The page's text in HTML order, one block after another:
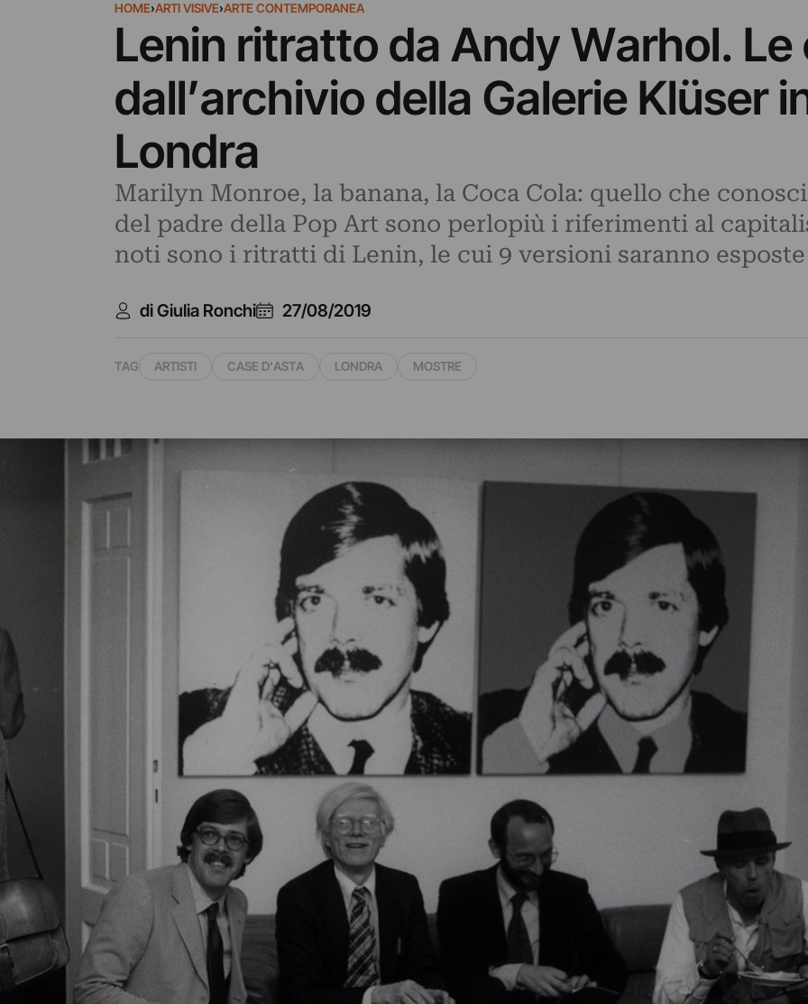
HOME›ARTI VISIVE›ARTE CONTEMPORANEA
Lenin ritratto da Andy Warhol. Le
dall’archivio della Galerie Klüser
Londra
Marilyn Monroe, la banana, la Coca Cola: quello che
del padre della Pop Art sono perlopiù i riferimenti al
noti sono i ritratti di Lenin, le cui 9 versioni saranno
di Giulia Ronchi 27/08/2019
TAG ARTISTI CASE D'ASTA LONDRA MOSTRE